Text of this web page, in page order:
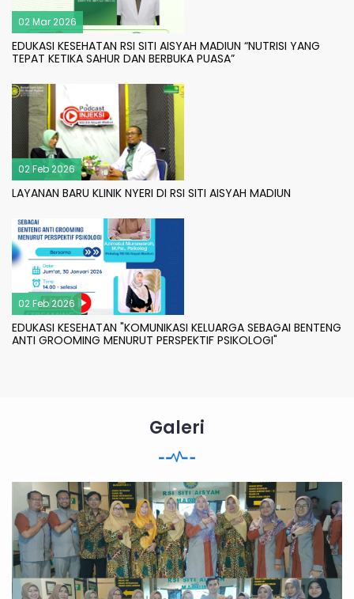
02 Mar 2026
EDUKASI KESEHATAN RSI SITI AISYAH MADIUN “NUTRISI YANG
TEPAT KETIKA SAHUR DAN BERBUKA PUASA”
02 Feb 2026
LAYANAN BARU KLINIK NYERI DI RSI SITI AISYAH MADIUN
02 Feb 2026
EDUKASI KESEHATAN "KOMUNIKASI KELUARGA SEBAGAI BENTENG
ANTI GROOMING MENURUT PERSPEKTIF PSIKOLOGI"
Galeri